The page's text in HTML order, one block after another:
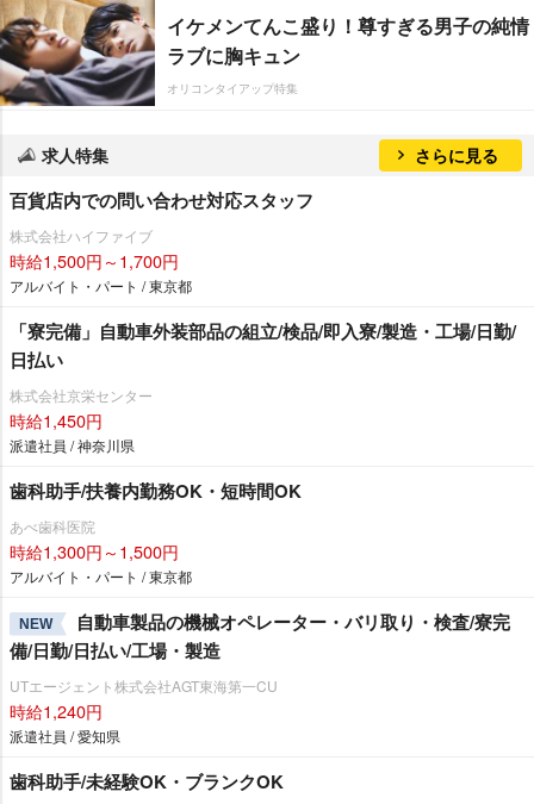
イケメンてんこ盛り！尊すぎる男子の純情
ラブに胸キュン
オリコンタイアップ特集
求人特集 さらに見る
百貨店内での問い合わせ対応スタッフ
株式会社ハイファイブ
時給1,500円～1,700円
アルバイト・パート / 東京都
「寮完備」自動車外装部品の組立/検品/即入寮/製造・工場/日勤/
日払い
株式会社京栄センター
時給1,450円
派遣社員 / 神奈川県
歯科助手/扶養内勤務OK・短時間OK
あべ歯科医院
時給1,300円～1,500円
アルバイト・パート / 東京都
NEW
自動車製品の機械オペレーター・バリ取り・検査/寮完
備/日勤/日払い/工場・製造
UTエージェント株式会社AGT東海第一CU
時給1,240円
派遣社員 / 愛知県
歯科助手/未経験OK・ブランクOK